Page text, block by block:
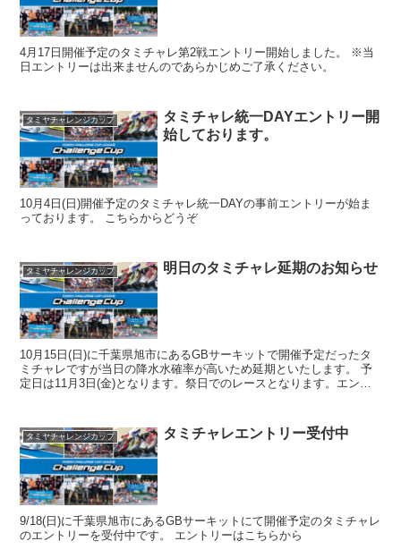
4月17日開催予定のタミチャレ第2戦エントリー開始しました。 ※当
日エントリーは出来ませんのであらかじめご了承ください。
タミヤチャレンジカップ
タミチャレ統一DAYエントリー開
始しております。
10月4日(日)開催予定のタミチャレ統一DAYの事前エントリーが始ま
っております。 こちらからどうぞ
タミヤチャレンジカップ 明日のタミチャレ延期のお知らせ
10月15日(日)に千葉県旭市にあるGBサーキットで開催予定だったタ
ミチャレですが当日の降水水確率が高いため延期といたします。 予
定日は11月3日(金)となります。祭日でのレースとなります。エント
タミヤチャレンジカップ タミチャレエントリー受付中
9/18(日)に千葉県旭市にあるGBサーキットにて開催予定のタミチャレ
のエントリーを受付中です。 エントリーはこちらから